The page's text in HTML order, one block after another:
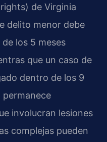
de Virginia
delito menor debe
los 5 meses
que un caso de
dentro de los 9
permanece
involucran lesiones
complejas pueden